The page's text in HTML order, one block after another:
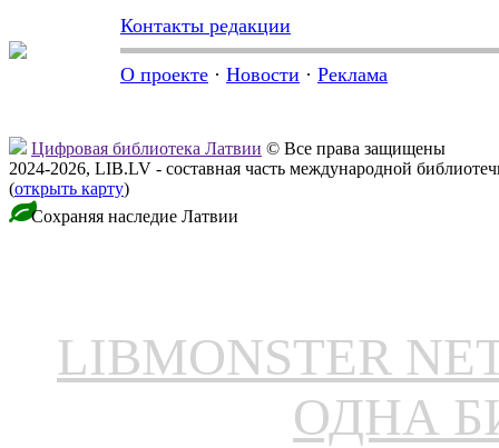
Контакты редакции
О проекте · Новости · Реклама
Цифровая библиотека Латвии © Все права защищены
2024-2026, LIB.LV - составная часть международной
(открыть карту)
Сохраняя наследие Латвии
LIBMONSTER
ОДНА